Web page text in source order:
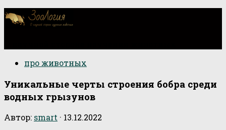
про животных
Уникальные черты строения бобра среди
водных грызунов
Автор: smart · 13.12.2022